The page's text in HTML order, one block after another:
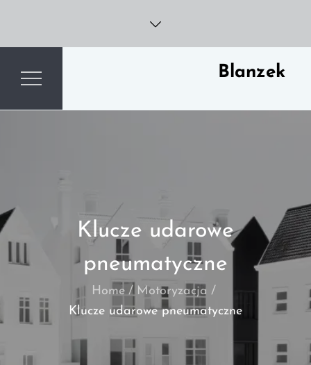
content
Blanzek
Klucze udarowe
pneumatyczne
Home
Motoryzacja
Klucze udarowe pneumatyczne